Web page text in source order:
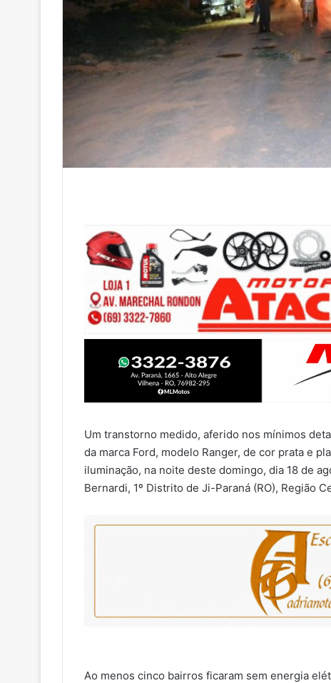
Um transtorno medido, aferido nos mínimos
da marca Ford, modelo Ranger, de cor prata e
iluminação, na noite deste domingo, dia 18 de
Bernardi, 1º Distrito de Ji-Paraná (RO), Região
Ao menos cinco bairros ficaram sem energia